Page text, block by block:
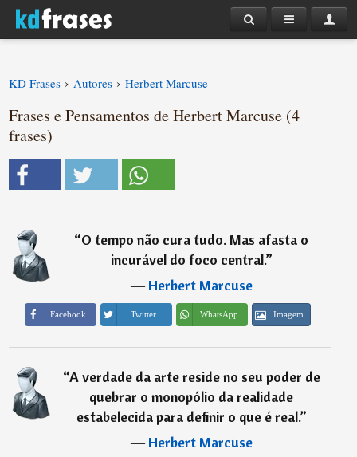
KD Frases › Autores › Herbert Marcuse
Frases e Pensamentos de Herbert Marcuse (4
frases)
“O tempo não cura tudo. Mas afasta o
incurável do foco central.”
―Herbert Marcuse
Facebook Twitter WhatsApp Imagem
“A verdade da arte reside no seu poder de
quebrar o monopólio da realidade
estabelecida para definir o que é real.”
―Herbert Marcuse